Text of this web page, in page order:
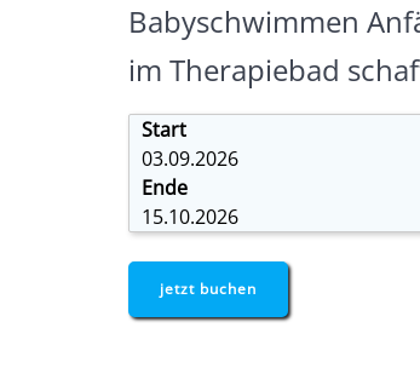
Babyschwimmen
im Therapiebad
Start
03.09.2026
Ende
15.10.2026
jetzt buchen